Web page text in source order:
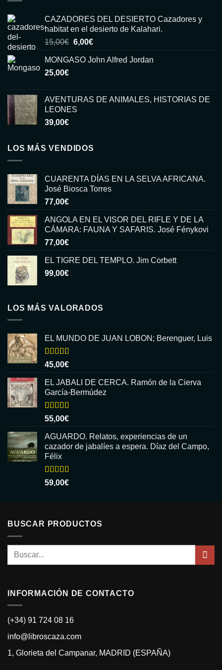
CAZADORES DEL DESIERTO Cazadores y
habitat en el desierto de Kalahari.
15,00€ El
original
6,00€El
actual
MONGASO John Alfred Jordan
25,00€
AVENTURAS DE ANIMALES, HISTORIAS DE
LEONES
39,00€
LOS MÁS VENDIDOS
CUARENTA DÍAS EN LA SELVA AFRICANA.
José Biosca Torres
77,00€
ANGOLA EN EL VISOR DEL RIFLE Y DE LA
CÁMARA: FAUNA Y SAFARIS. José Fénykovi
77,00€
EL TIGRE DEL TEMPLO. Jim Corbett
99,00€
LOS MÁS VALORADOS
EL MUNDO DE JUAN LOBON; Berenguer, Luis
Valorado
5
45,00€
EL JABALI DE CERCA. Ramón de la Cierva
García-Bermúdez
Valorado
5
55,00€
AGUARDO. Relatos, experiencias de un
cazador de jabalíes a espera. Díaz del Campo,
Félix
Valorado
59,00€
BUSCAR PRODUCTOS
Buscar
INFORMACIÓN DE CONTACTO
(+34) 91 724 08 16
info@libroscaza.com
1, Glorieta del Campanar, MADRID (ESPAÑA)